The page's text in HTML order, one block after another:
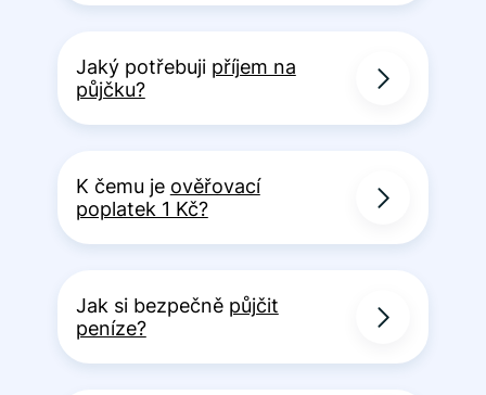
Jaký potřebuji příjem na
půjčku?
K čemu je ověřovací
poplatek 1 Kč?
Jak si bezpečně půjčit
peníze?